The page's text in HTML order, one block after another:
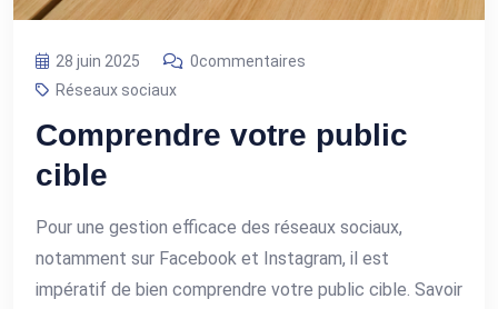
28 juin 2025
0commentaires
Réseaux sociaux
Comprendre votre public
cible
Pour une gestion efficace des réseaux sociaux,
notamment sur Facebook et Instagram, il est
impératif de bien comprendre votre public cible. Savoir